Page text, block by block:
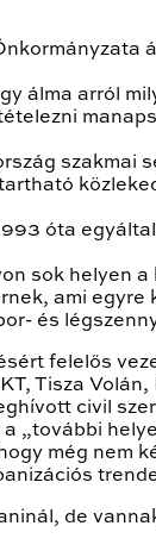
álma arról
óta
sok helyen
ami
és
felelős
Tisza
civil
„további
még nem
de